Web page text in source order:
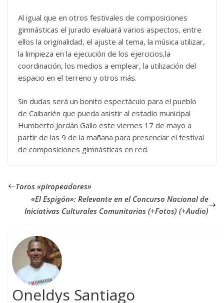
Al igual que en otros festivales de composiciones
gimnásticas el jurado evaluará varios aspectos, entre
ellos la originalidad, el ajuste al tema, la música utilizar,
la limpieza en la ejecución de los ejercicios,la
coordinación, los medios a emplear, la utilización del
espacio en el terreno y otros más.
Sin dudas será un bonito espectáculo para el pueblo
de Caibarién que pueda asistir al estadio municipal
Humberto Jordán Gallo este viernes 17 de mayo a
partir de las 9 de la mañana para presenciar el festival
de composiciones gimnásticas en red.
Toros «piropeadores»
«El Espigón»: Relevante en el Concurso Nacional de
Iniciativas Culturales Comunitarias (+Fotos) (+Audio)
Oneldys Santiago